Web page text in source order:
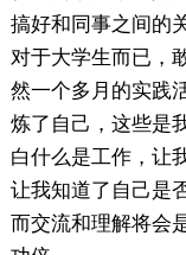
搞好和同事之间的
对于大学生而已，
然一个多月的实践
炼了自己，这些是
白什么是工作，让
让我知道了自己是
而交流和理解将会